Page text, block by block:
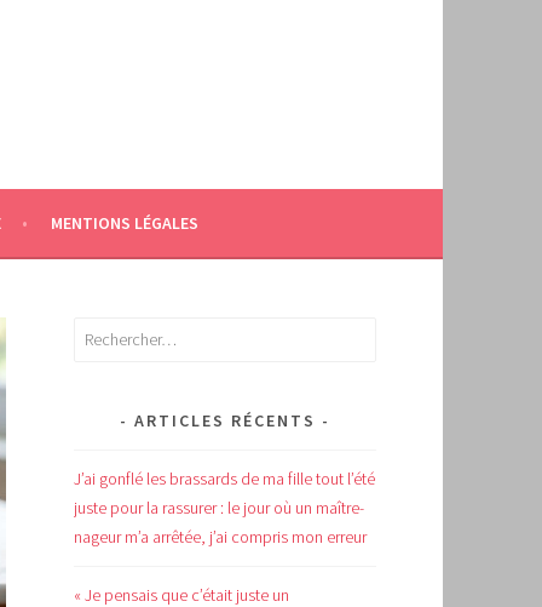
MENTIONS LÉGALES
Rechercher :
ARTICLES RÉCENTS
J’ai gonflé les brassards de ma fille tout l’été
juste pour la rassurer : le jour où un maître-
nageur m’a arrêtée, j’ai compris mon erreur
« Je pensais que c’était juste un